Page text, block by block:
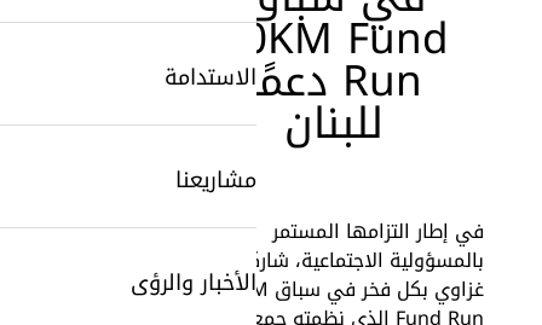
الاستدامة
مشاريعنا
الأخبار والرؤىSearchButtonText
10KM Fund
Run دعمًا
للبنان
في إطار التزامها المستمر
بالمسؤولية الاجتماعية، شاركت
غزاوي بكل فخر في سباق 10KM